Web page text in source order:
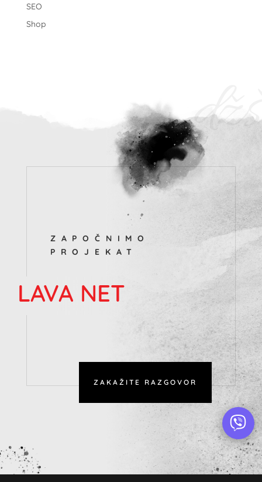
SEO
Shop
džš
ZAPOČNIMO
PROJEKAT
LAVA NET
ZAKAŽITE RAZGOVOR